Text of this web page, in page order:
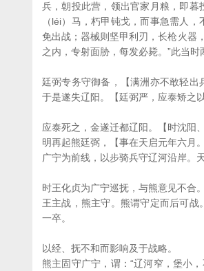
兵，朝投此营，领出官家月粮，即
（léi）马，朽甲钝戈，而事急需人
免出战；器械则坚甲利刃，长枪火器
之内，专射面胁，每发必毙。”此当时
廷弼专务守御备，【满洲亦不敢轻出
于是遂失辽阳。【廷弼严，应泰矫之
应泰死之，金遂迁都辽阳。【时沈阳
明再起熊廷弼，【事在天启元年六月
广宁为前线，以步骑兵守辽河沿岸。
时王化贞为广宁巡抚，与熊意见不合。
王主战，熊主守。熊谓守定而后可
一卒。
以经、抚不和而影响及于战略。
熊主固守广宁，谓：“辽河窄，堡小